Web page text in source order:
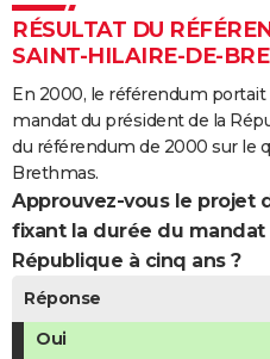
RÉSULTAT DU
SAINT-HILAIRE-DE-
En 2000, le référendum portait
mandat du président de la
du référendum de 2000 sur le
Brethmas.
Approuvez-vous le projet
fixant la durée du
République à cinq ans ?
Réponse
Oui